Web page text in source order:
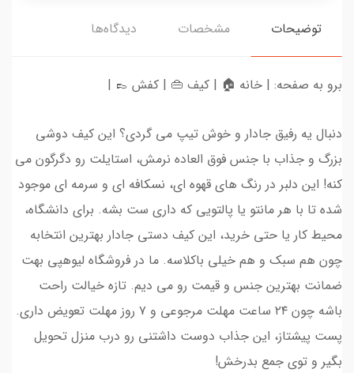
توضیحات مشخصات دیدگاه‌ها
برو به صفحه: | خانه 🏠 | کیف 👜 | کفش 👞 |
دنبال یه رفیق جادار و خوش تیپ می گردی؟ این کیف دوشی
بزرگ و جذاب با جنس فوق العاده نرمش، استایلت رو دگرگون می
کنه! این دلبر در رنگ های قهوه ای، نسکافه ای و سرمه ای موجود
شده تا با هر مانتو یا پالتویی که داری ست بشه. برای دانشگاه،
محیط کار یا حتی خرید، این کیف دستی جادار بهترین انتخابه
چون هم سبک و هم خیلی باکلاسه. ما در فروشگاه لیوهپی بهت
ضمانت بهترین جنس و قیمت رو می دیم. تازه خیالت راحت
باشه چون ۲۴ ساعت مهلت مرجوعی و ۷ روز مهلت تعویض داری.
پست پیشتاز، این جذاب دوست داشتنی رو درب منزل تحویل
بگیر و توی جمع بدرخش!